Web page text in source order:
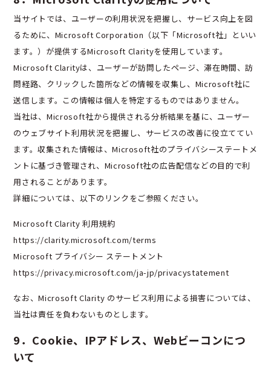
当サイトでは、ユーザーの利用状況を把握し、サービス向上を図
るために、Microsoft Corporation（以下「Microsoft社」といい
ます。）が提供するMicrosoft Clarityを使用しています。
Microsoft Clarityは、ユーザーが訪問したページ、滞在時間、訪
問経路、クリックした箇所などの情報を収集し、Microsoft社に
送信します。この情報は個人を特定するものではありません。
当社は、Microsoft社から提供される分析結果を基に、ユーザー
のウェブサイト利用状況を把握し、サービスの改善に役立ててい
ます。収集された情報は、Microsoft社のプライバシーステートメ
ントに基づき管理され、Microsoft社の広告配信などの目的で利
用されることがあります。
詳細については、以下のリンクをご参照ください。
Microsoft Clarity 利用規約
https://clarity.microsoft.com/terms
Microsoft プライバシー ステートメント
https://privacy.microsoft.com/ja-jp/privacystatement
なお、Microsoft Clarity のサービス利用による損害については、
当社は責任を負わないものとします。
9．Cookie、IPアドレス、Webビーコンにつ
いて